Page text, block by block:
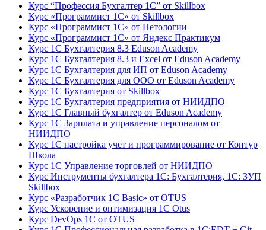
Курс “Профессия Бухгалтер 1С” от Skillbox
Курс «Программист 1С» от Skillbox
Курс «Программист 1С» от Нетологии
Курс «Программист 1С» от Яндекс Практикум
Курс 1С Бухгалтерия 8.3 Eduson Academy
Курс 1С Бухгалтерия 8.3 и Excel от Eduson Academy
Курс 1С Бухгалтерия для ИП от Eduson Academy
Курс 1С Бухгалтерия для ООО от Eduson Academy
Курс 1С Бухгалтерия от Skillbox
Курс 1С Бухгалтерия предприятия от НИИДПО
Курс 1С Главный бухгалтер от Eduson Academy
Курс 1С Зарплата и управление персоналом от
НИИДПО
Курс 1С настройка учет и программирование от Контур
Школа
Курс 1С Управление торговлей от НИИДПО
Курс Инструменты бухгалтера 1С: Бухгалтерия, 1С: ЗУП
Skillbox
Курс «Разработчик 1С Basic» от OTUS
Курс Ускорение и оптимизация 1С Otus
Курс DevOps 1С от OTUS